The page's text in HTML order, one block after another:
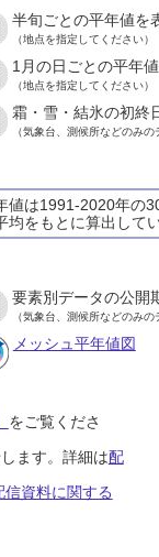
半旬ごとの平年値を
（地点を指定してください）
1月の日ごとの平年
（地点を指定してください）
霜・雪・結氷の初終
（気象台、測候所などのみの
値は1991-2020年の
均をもとに算出して
要素別データの公開
（気象台、測候所などのみの
メッシュ平年値図
をご覧くださ
ます。詳細は配
信資料に関する